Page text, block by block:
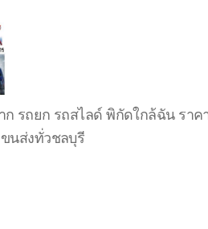
ก รถยก รถสไลด์ พิกัดใกล้ฉัน ราค
ขนส่งทั่วชลบุรี